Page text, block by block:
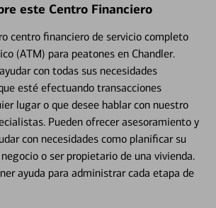
este Centro Financiero
centro financiero de servicio completo
(ATM) para peatones en Chandler.
con todas sus necesidades
esté efectuando transacciones
lugar o que desee hablar con nuestro
Pueden ofrecer asesoramiento y
con necesidades como planificar su
o ser propietario de una vivienda.
ayuda para administrar cada etapa de